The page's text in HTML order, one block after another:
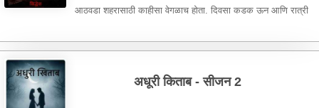
आठवडा शहरासाठी काहीसा वेगळाच होता. दिवसा कडक ऊन आणि रात्री
अधूरी किताब - सीजन 2